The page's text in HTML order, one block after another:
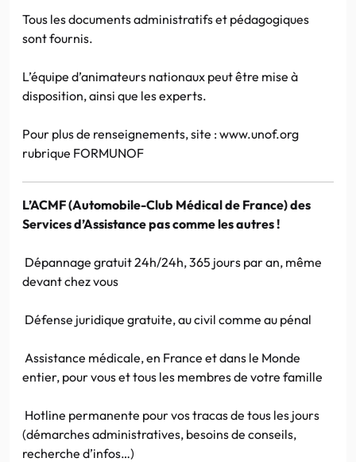
Tous les documents administratifs et pédagogiques
sont fournis.
L’équipe d’animateurs nationaux peut être mise à
disposition, ainsi que les experts.
Pour plus de renseignements, site : www.unof.org
rubrique FORMUNOF
L’ACMF (Automobile-Club Médical de France) des
Services d’Assistance pas comme les autres !
Dépannage gratuit 24h/24h, 365 jours par an, même
devant chez vous
Défense juridique gratuite, au civil comme au pénal
Assistance médicale, en France et dans le Monde
entier, pour vous et tous les membres de votre famille
Hotline permanente pour vos tracas de tous les jours
(démarches administratives, besoins de conseils,
recherche d’infos…)